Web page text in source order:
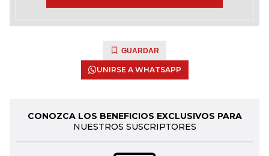
GUARDAR
UNIRSE A WHATSAPP
CONOZCA LOS BENEFICIOS EXCLUSIVOS PARA
NUESTROS SUSCRIPTORES